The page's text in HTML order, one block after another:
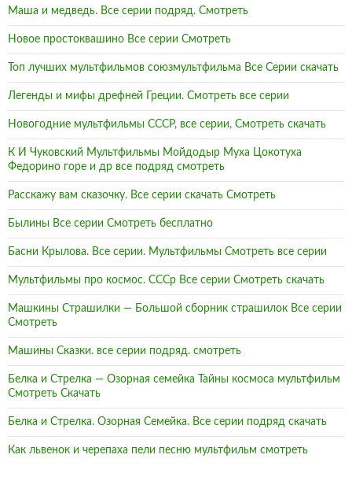
Маша и медведь. Все серии подряд. Смотреть
Новое простоквашино Все серии Смотреть
Топ лучших мультфильмов союзмультфильма Все Серии скачать
Легенды и мифы дрефней Греции. Смотреть все серии
Новогодние мультфильмы СССР, все серии, Смотреть скачать
К И Чуковский Мультфильмы Мойдодыр Муха Цокотуха
Федорино горе и др все подряд смотреть
Расскажу вам сказочку. Все серии скачать Смотреть
Былины Все серии Смотреть бесплатно
Басни Крылова. Все серии. Мультфильмы Смотреть все серии
Мультфильмы про космос. СССр Все серии Смотреть скачать
Машкины Страшилки — Большой сборник страшилок Все серии
Смотреть
Машины Сказки. все серии подряд. смотреть
Белка и Стрелка — Озорная семейка Тайны космоса мультфильм
Смотреть Скачать
Белка и Стрелка. Озорная Семейка. Все серии подряд скачать
Как львенок и черепаха пели песню мультфильм смотреть